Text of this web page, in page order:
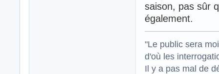
saison, pas sûr
également.
"Le public sera
d'où les
Il y a pas mal de